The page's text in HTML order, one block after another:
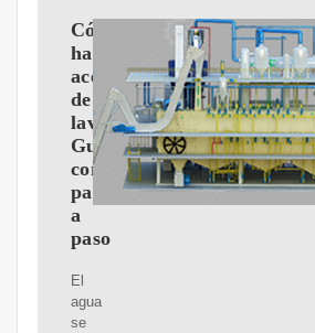
Cómo
hacer
aceite
de
lavanda:
Guía
completa
paso
a
paso
El
agua
se